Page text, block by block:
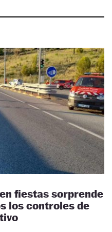
fiestas sorprende
los controles de